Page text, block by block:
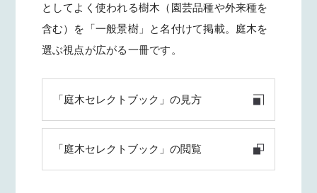
としてよく使われる樹木（園芸品種や外来種を
含む）を「一般景樹」と名付けて掲載。庭木を
選ぶ視点が広がる一冊です。
「庭木セレクトブック」の見方
「庭木セレクトブック」の閲覧